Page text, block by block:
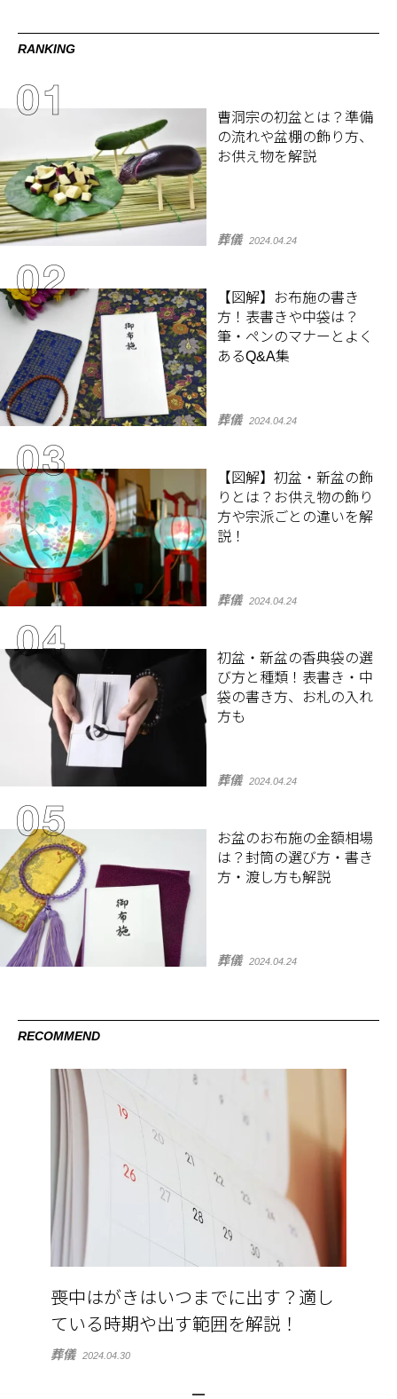
RANKING
曹洞宗の初盆とは？準備
の流れや盆棚の飾り方、
お供え物を解説
葬儀 2024.04.24
【図解】お布施の書き
方！表書きや中袋は？
筆・ペンのマナーとよく
あるQ&A集
葬儀 2024.04.24
【図解】初盆・新盆の飾
りとは？お供え物の飾り
方や宗派ごとの違いを解
説！
葬儀 2024.04.24
初盆・新盆の香典袋の選
び方と種類！表書き・中
袋の書き方、お札の入れ
方も
葬儀 2024.04.24
お盆のお布施の金額相場
は？封筒の選び方・書き
方・渡し方も解説
葬儀 2024.04.24
RECOMMEND
喪中はがきはいつまでに出す？適し
ている時期や出す範囲を解説！
葬儀 2024.04.30